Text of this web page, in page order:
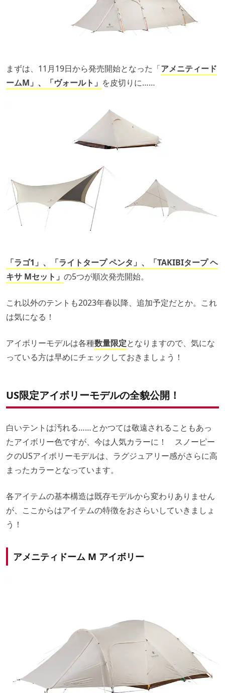
まずは、11月19日から発売開始となった「アメニティード
ームM」、「ヴォールト」 を皮切りに……
「ラゴ1」、「ライトタープ ペンタ」、「TAKIBIタープ ヘ
キサ Mセット」 の5つが順次発売開始。
これ以外のテントも2023年春以降、追加予定だとか。これ
は気になる！
アイボリーモデルは各種数量限定となりますので、気にな
っている方は早めにチェックしておきましょう！
US限定アイボリーモデルの全貌公開！
白いテントは汚れる……とかつては敬遠されることもあっ
たアイボリー色ですが、今は人気カラーに！ スノーピー
クのUSアイボリーモデルは、ラグジュアリー感がさらに高
まったカラーとなっています。
各アイテムの基本構造は既存モデルから変わりありません
が、ここからはアイテムの特徴をおさらいしていきましょ
う！
アメニティドーム M アイボリー